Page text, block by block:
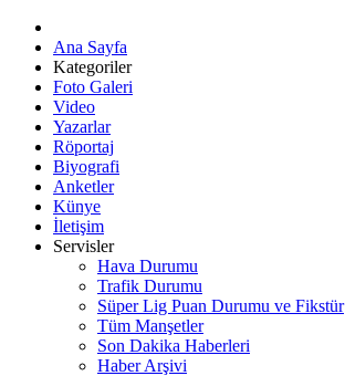
Ana Sayfa
Kategoriler
Foto Galeri
Video
Yazarlar
Röportaj
Biyografi
Anketler
Künye
İletişim
Servisler
Hava Durumu
Trafik Durumu
Süper Lig Puan Durumu ve Fikstür
Tüm Manşetler
Son Dakika Haberleri
Haber Arşivi